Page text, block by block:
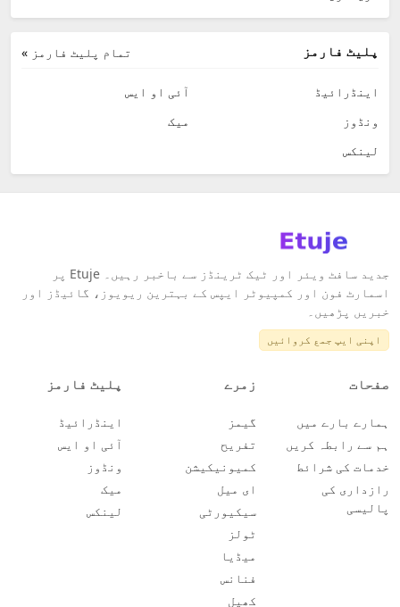
تمام پلیٹ فارمز » پلیٹ فارمز
اینڈرائیڈ
آئی او ایس
ونڈوز
میک
لینکس
جدید سافٹ ویئر اور ٹیک ٹرینڈز سے باخبر رہیں۔ Etuje پر
اسمارٹ فون اور کمپیوٹر ایپس کے بہترین ریویوز، گائیڈز اور
خبریں پڑھیں۔
اپنی ایپ جمع کروائیں
صفحات
ہمارے بارے میں
ہم سے رابطہ کریں
خدمات کی شرائط
رازداری کی
پالیسی
زمرے
گیمز
تفریح
کمیونیکیشن
ای میل
سیکیورٹی
ٹولز
میڈیا
فنانس
کھیل
پلیٹ فارمز
اینڈرائیڈ
آئی او ایس
ونڈوز
میک
لینکس